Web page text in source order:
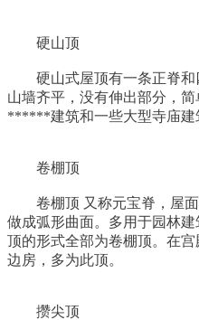
硬山顶
硬山式屋顶有一条正脊和
山墙齐平，没有伸出部分，
******建筑和一些大型寺庙建
卷棚顶
卷棚顶 又称元宝脊，屋面
做成弧形曲面。多用于园林
顶的形式全部为卷棚顶。在
边房，多为此顶。
攒尖顶